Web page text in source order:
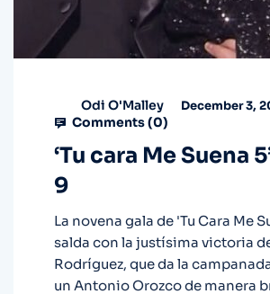
Odi O'Malley December 3,
Comments (0)
‘Tu cara Me Suena
9
La novena gala de 'Tu Cara Me
salda con la justísima victoria
Rodríguez, que da la
un Antonio Orozco de manera